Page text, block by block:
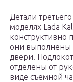
Детали
моделях Lada
конструктивно
они выполнены
двери.
отделены от
виде съемной